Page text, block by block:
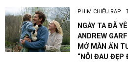
PHIM CHIẾU RẠP
NGÀY TA ĐÃ
ANDREW
MỞ MÀN ẤN
“NỖI ĐAU ĐẸP